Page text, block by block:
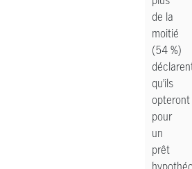
de la
moitié
(54 %)
qu’ils
opteront
pour
un
prêt